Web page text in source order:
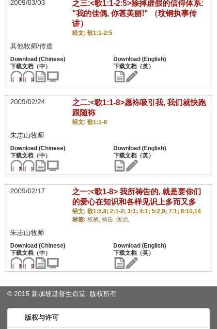
2009/03/03
之三:<歌1:1-2:5>除掉虚假的信仰体系:
"我的佳偶, 你甚美丽!" （玟钢执事传
讲）
经文: 歌1:1-2:5
其他牧师/传道
2009/02/24
之二:<歌1:1-8>愿袮吸引我, 我们就快跑
跟随袮
经文: 歌1:1-8
朱志山牧师
2009/02/17
之一:<歌1-8> 我所祷告的, 就是要你们
的爱心在知识和各样见识上多而又多
经文: 歌1:5,8; 2:1-2; 3:1; 4:1; 5:2,9; 7:1; 8:10,14
标签: 权柄, 祷告, 医治,
朱志山牧师
© 2015 新加坡基督生命堂. 版权所有
版权与许可